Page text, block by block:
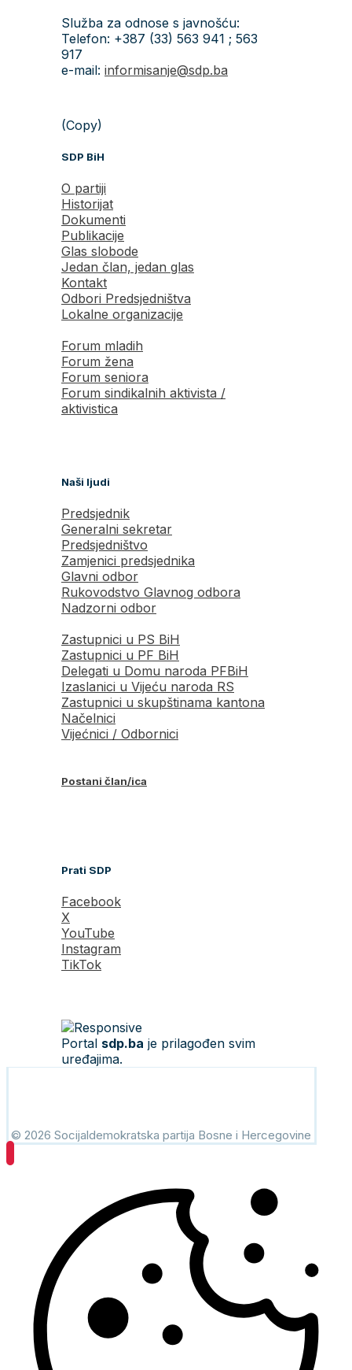
Služba za odnose s javnošću:
Telefon: +387 (33) 563 941 ; 563
917
e-mail: informisanje@sdp.ba
(Copy)
SDP BiH
O partiji
Historijat
Dokumenti
Publikacije
Glas slobode
Jedan član, jedan glas
Kontakt
Odbori Predsjedništva
Lokalne organizacije
Forum mladih
Forum žena
Forum seniora
Forum sindikalnih aktivista /
aktivistica
Naši ljudi
Predsjednik
Generalni sekretar
Predsjedništvo
Zamjenici predsjednika
Glavni odbor
Rukovodstvo Glavnog odbora
Nadzorni odbor
Zastupnici u PS BiH
Zastupnici u PF BiH
Delegati u Domu naroda PFBiH
Izaslanici u Vijeću naroda RS
Zastupnici u skupštinama kantona
Načelnici
Vijećnici / Odbornici
Postani član/ica
Prati SDP
Facebook
X
YouTube
Instagram
TikTok
Portal sdp.ba je prilagođen svim
uređajima.
© 2026 Socijaldemokratska partija Bosne i Hercegovine